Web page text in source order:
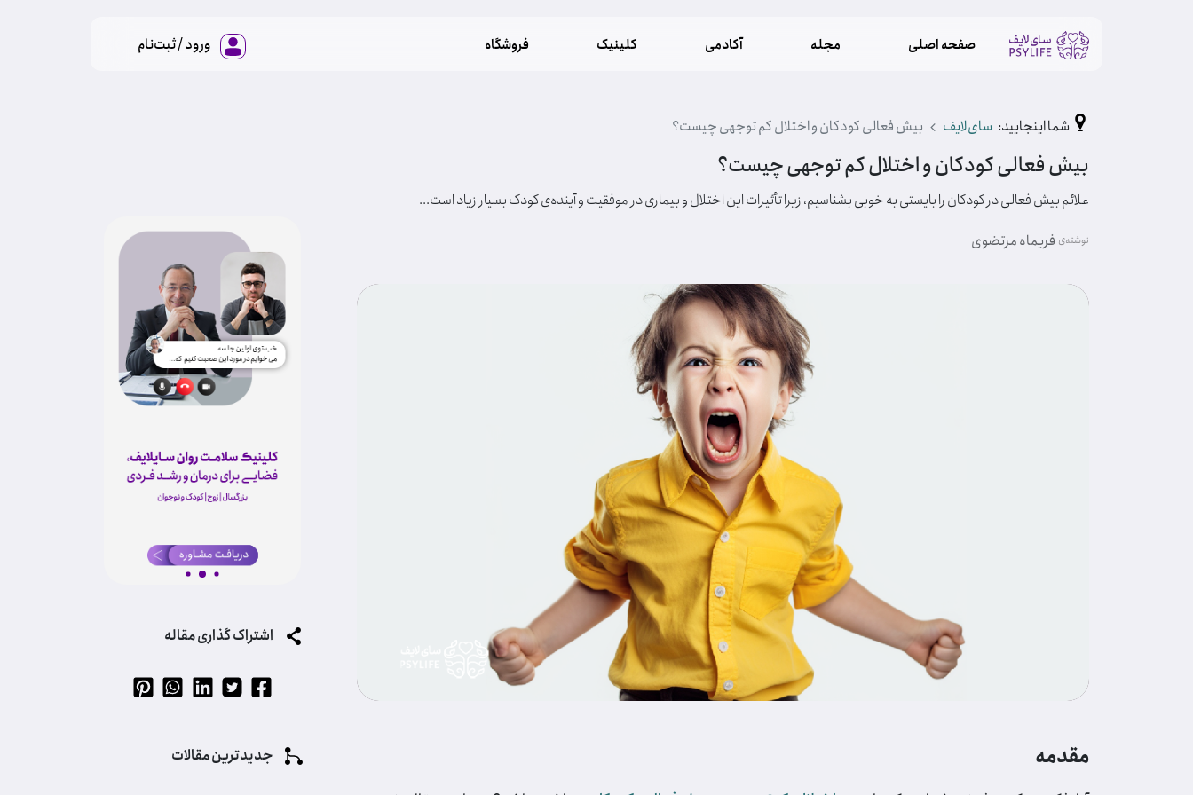
صفحه اصلی مجله آکادمی کلینیک فروشگاه ورود / ثبت‌نام
شما اینجایید: سای‌لایف بیش فعالی کودکان و اختلال کم توجهی چیست؟
بیش فعالی کودکان و اختلال کم توجهی چیست؟
علائم بیش فعالی در کودکان را بایستی به خوبی بشناسیم، زیرا تأثیرات این اختلال و بیماری در موفقیت و آینده‌ی کودک بسیار زیاد است...
نوشته‌ی فریماه مرتضوی
مقدمه
اشتراک گذاری مقاله
جدیدترین مقالات